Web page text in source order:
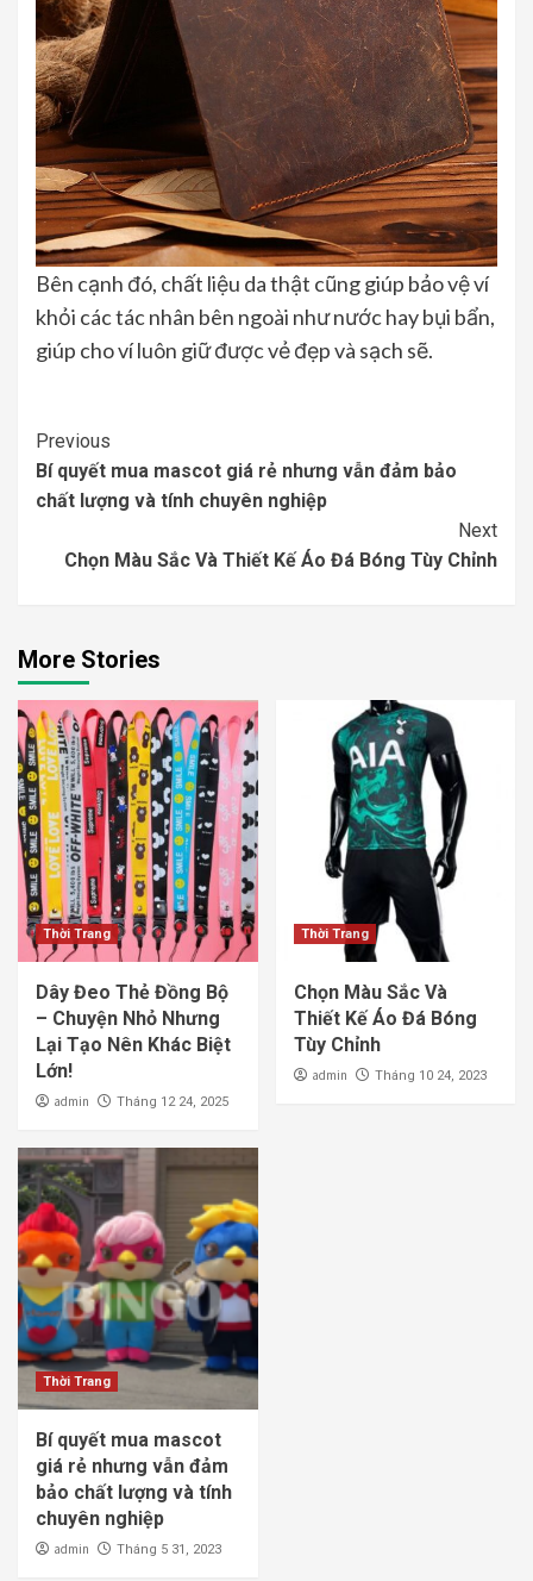
Bên cạnh đó, chất liệu da thật cũng giúp bảo vệ ví
khỏi các tác nhân bên ngoài như nước hay bụi bẩn,
giúp cho ví luôn giữ được vẻ đẹp và sạch sẽ.
Continue
Reading
Previous
Bí quyết mua mascot giá rẻ nhưng vẫn đảm bảo
chất lượng và tính chuyên nghiệp
Next
Chọn Màu Sắc Và Thiết Kế Áo Đá Bóng Tùy Chỉnh
More Stories
Thời Trang
Dây Đeo Thẻ Đồng Bộ
– Chuyện Nhỏ Nhưng
Lại Tạo Nên Khác Biệt
Lớn!
admin Tháng 12 24, 2025
Thời Trang
Chọn Màu Sắc Và
Thiết Kế Áo Đá Bóng
Tùy Chỉnh
admin Tháng 10 24, 2023
Thời Trang
Bí quyết mua mascot
giá rẻ nhưng vẫn đảm
bảo chất lượng và tính
chuyên nghiệp
admin Tháng 5 31, 2023